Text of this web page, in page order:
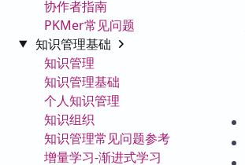
协作者指南
PKMer常见问题
知识管理基础
知识管理
知识管理基础
个人知识管理
知识组织
知识管理常见问题参考
增量学习-渐进式学习